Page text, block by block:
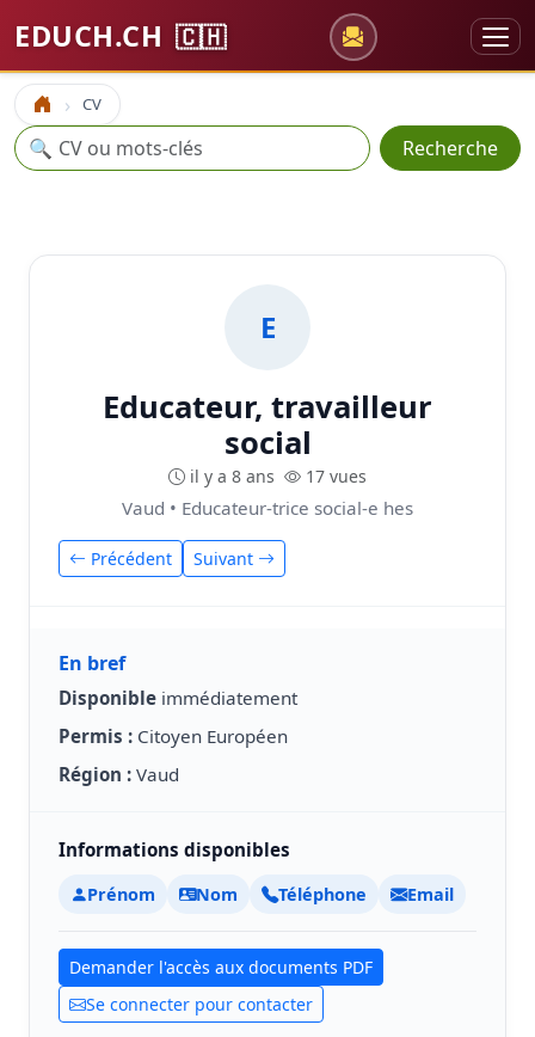
EDUCH.CH 🇨🇭
Accueil CV
Recherche
🔍 Recherche
E
Educateur, travailleur
social
il y a 8 ans 17 vues
Vaud • Educateur-trice social-e hes
Précédent Suivant
En bref
Disponible immédiatement
Permis : Citoyen Européen
Région : Vaud
Informations disponibles
Prénom Nom Téléphone Email
Demander l'accès aux documents PDF
Se connecter pour contacter